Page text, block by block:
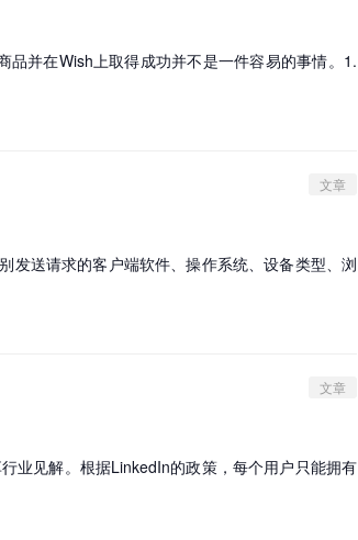
并在Wish上取得成功并不是一件容易的事情。1.
文章
发送请求的客户端软件、操作系统、设备类型、浏
文章
业见解。根据LinkedIn的政策，每个用户只能拥有